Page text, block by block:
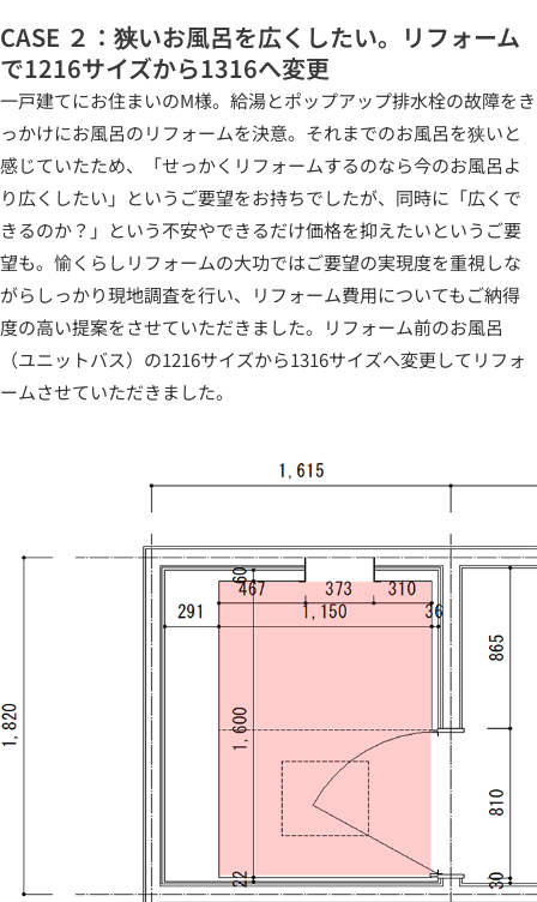
CASE ２：狭いお風呂を広くしたい。リフォーム
で1216サイズから1316へ変更
一戸建てにお住まいのM様。給湯とポップアップ排水栓の故障をき
っかけにお風呂のリフォームを決意。それまでのお風呂を狭いと
感じていたため、「せっかくリフォームするのなら今のお風呂よ
り広くしたい」というご要望をお持ちでしたが、同時に「広くで
きるのか？」という不安やできるだけ価格を抑えたいというご要
望も。愉くらしリフォームの大功ではご要望の実現度を重視しな
がらしっかり現地調査を行い、リフォーム費用についてもご納得
度の高い提案をさせていただきました。リフォーム前のお風呂
（ユニットバス）の1216サイズから1316サイズへ変更してリフォ
ームさせていただきました。